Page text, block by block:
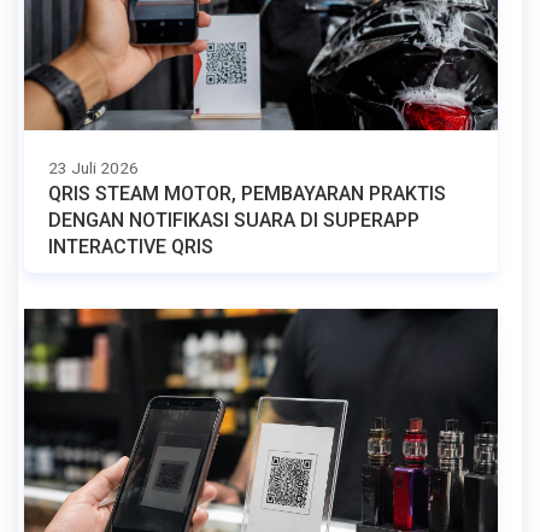
23 Juli 2026
QRIS STEAM MOTOR, PEMBAYARAN PRAKTIS
DENGAN NOTIFIKASI SUARA DI SUPERAPP
INTERACTIVE QRIS